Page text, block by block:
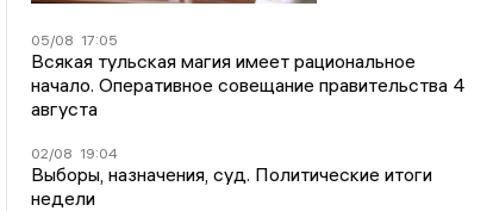
05/08 17:05
Всякая тульская магия имеет рациональное
начало. Оперативное совещание правительства 4
августа
02/08 19:04
Выборы, назначения, суд. Политические итоги
недели